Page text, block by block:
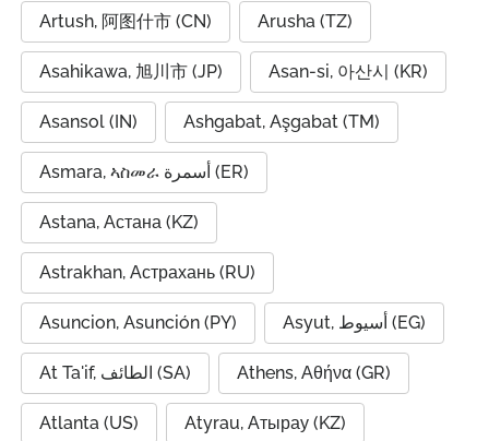
Artush, 阿图什市 (CN) Arusha (TZ)
Asahikawa, 旭川市 (JP) Asan-si, 아산시 (KR)
Asansol (IN) Ashgabat, Aşgabat (TM)
Asmara, ኣስመራ أسمرة (ER)
Astana, Астана (KZ)
Astrakhan, Астрахань (RU)
Asuncion, Asunción (PY) Asyut, أسيوط (EG)
At Ta'if, الطائف (SA) Athens, Αθήνα (GR)
Atlanta (US) Atyrau, Атырау (KZ)